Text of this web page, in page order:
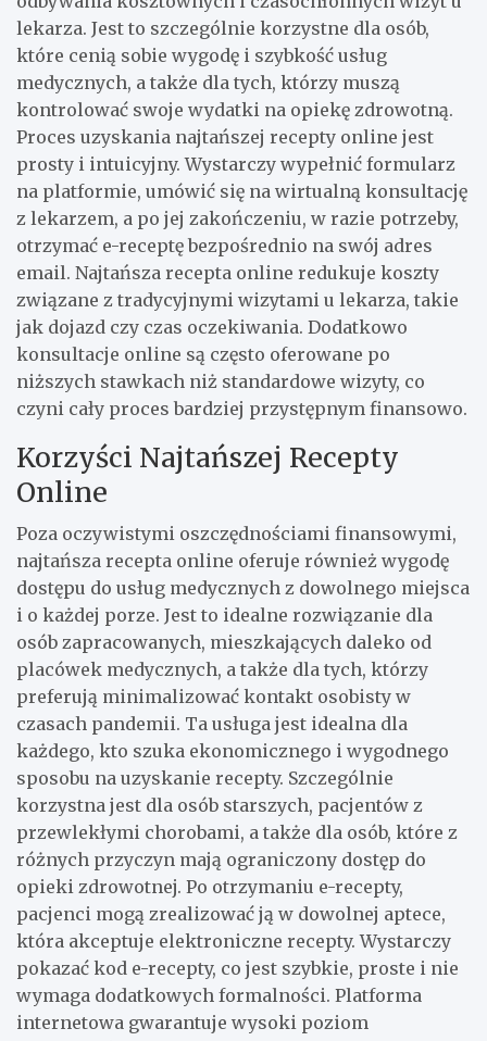
lekarza. Jest to szczególnie korzystne dla osób,
które cenią sobie wygodę i szybkość usług
medycznych, a także dla tych, którzy muszą
kontrolować swoje wydatki na opiekę zdrowotną.
Proces uzyskania najtańszej recepty online jest
prosty i intuicyjny. Wystarczy wypełnić formularz
na platformie, umówić się na wirtualną konsultację
z lekarzem, a po jej zakończeniu, w razie potrzeby,
otrzymać e-receptę bezpośrednio na swój adres
email. Najtańsza recepta online redukuje koszty
związane z tradycyjnymi wizytami u lekarza, takie
jak dojazd czy czas oczekiwania. Dodatkowo
konsultacje online są często oferowane po
niższych stawkach niż standardowe wizyty, co
czyni cały proces bardziej przystępnym finansowo.
Korzyści Najtańszej Recepty
Online
Poza oczywistymi oszczędnościami finansowymi,
najtańsza recepta online oferuje również wygodę
dostępu do usług medycznych z dowolnego miejsca
i o każdej porze. Jest to idealne rozwiązanie dla
osób zapracowanych, mieszkających daleko od
placówek medycznych, a także dla tych, którzy
preferują minimalizować kontakt osobisty w
czasach pandemii. Ta usługa jest idealna dla
każdego, kto szuka ekonomicznego i wygodnego
sposobu na uzyskanie recepty. Szczególnie
korzystna jest dla osób starszych, pacjentów z
przewlekłymi chorobami, a także dla osób, które z
różnych przyczyn mają ograniczony dostęp do
opieki zdrowotnej. Po otrzymaniu e-recepty,
pacjenci mogą zrealizować ją w dowolnej aptece,
która akceptuje elektroniczne recepty. Wystarczy
pokazać kod e-recepty, co jest szybkie, proste i nie
wymaga dodatkowych formalności. Platforma
internetowa gwarantuje wysoki poziom